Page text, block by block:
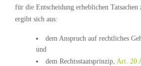
für die Entscheidung erheblichen
ergibt sich aus:
dem Anspruch auf rechtliches
und
dem Rechtsstaatsprinzip, Art. 20